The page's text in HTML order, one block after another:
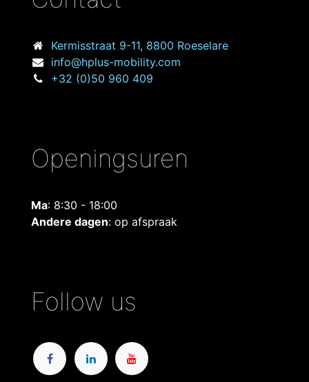
Kermisstraat 9-11, 8800 Roeselare
info@hplus-mobility.com
+32 (0)50 960 409
Openingsuren
Ma: 8:30 - 18:00
Andere dagen: op afspraak
Follow us